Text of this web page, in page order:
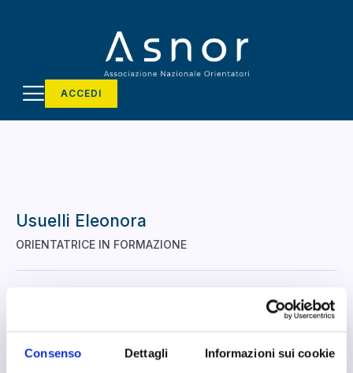
Consenso Dettagli Informazioni sui cookie
ACCEDI
Usuelli Eleonora
ORIENTATRICE IN FORMAZIONE